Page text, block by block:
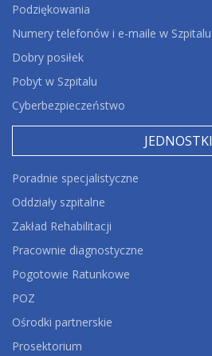
Podziękowania
Numery telefonów i e-maile w Szpitalu
Dobry posiłek
Pobyt w Szpitalu
Cyberbezpieczeństwo
JEDNOSTKI
Poradnie specjalistyczne
Oddziały szpitalne
Zakład Rehabilitacji
Pracownie diagnostyczne
Pogotowie Ratunkowe
POZ
Ośrodki partnerskie
Prosektorium